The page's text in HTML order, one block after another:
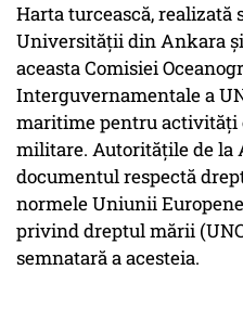
Harta turcească, realizată
Universității din Ankara
aceasta Comisiei
Interguvernamentale a
maritime pentru activități
militare. Autoritățile de la
documentul respectă
normele Uniunii
privind dreptul mării
semnatară a acesteia.